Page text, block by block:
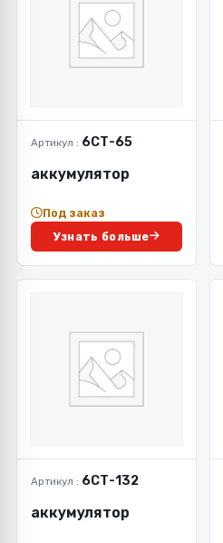
Артикул : 6СТ-65
аккумулятор
Под заказ
Узнать больше
Артикул : 6СТ-132
аккумулятор